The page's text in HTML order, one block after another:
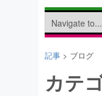
記事 > ブログ
カテ